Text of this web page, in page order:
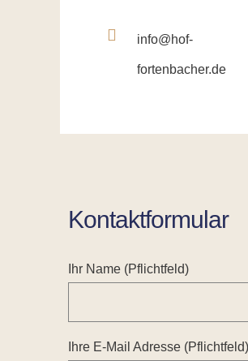
info@hof-
fortenbacher.de
Kontaktformular
Ihr Name (Pflichtfeld)
Ihre E-Mail Adresse (Pflichtfeld)